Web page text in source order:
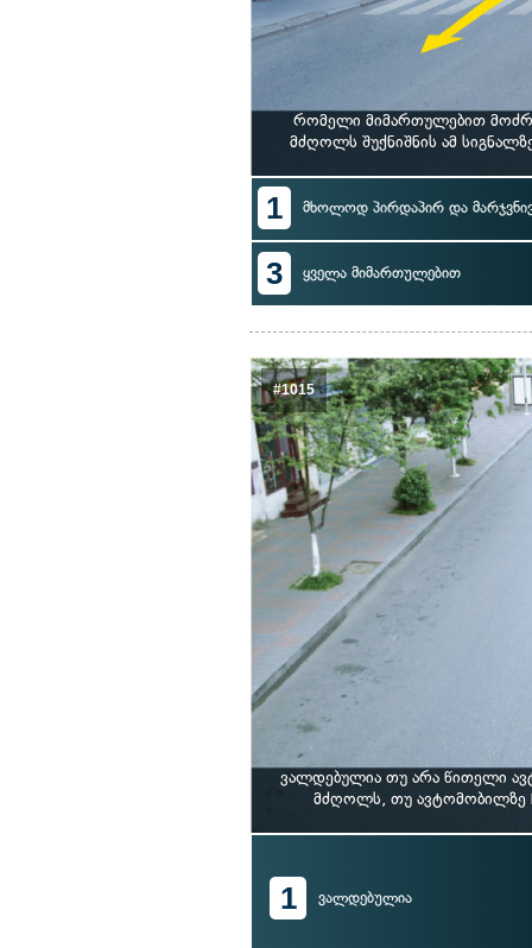
რომელი მიმართულებით
მძღოლს შუქნიშნის ამ
1 მხოლოდ პირდაპირ და
3 ყველა მიმართულებით
#1015
ვალდებულია თუ არა წითელი
მძღოლს, თუ ავტომობილზე
1 ვალდებულია